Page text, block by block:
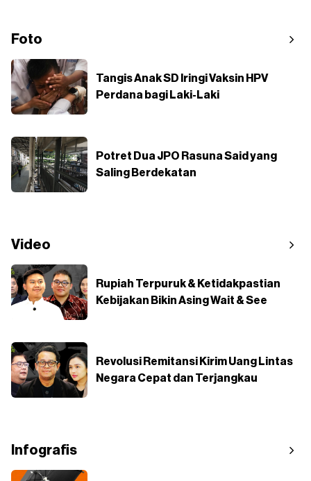
Foto
Tangis Anak SD Iringi Vaksin HPV
Perdana bagi Laki-Laki
Potret Dua JPO Rasuna Said yang
Saling Berdekatan
Video
Rupiah Terpuruk & Ketidakpastian
Kebijakan Bikin Asing Wait & See
Revolusi Remitansi Kirim Uang Lintas
Negara Cepat dan Terjangkau
Infografis